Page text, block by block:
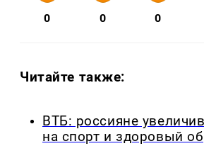
0 0 0
Читайте также:
ВТБ: россияне
на спорт и здоровый